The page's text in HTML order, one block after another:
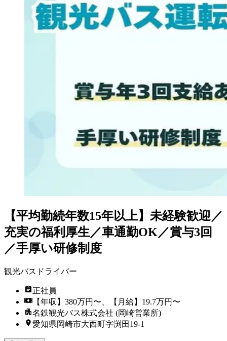
【平均勤続年数15年以上】未経験歓迎／
充実の福利厚生／車通勤OK／賞与3回
／手厚い研修制度
観光バスドライバー
正社員
【年収】380万円〜、【月給】19.7万円〜
名鉄観光バス株式会社 (岡崎営業所)
愛知県岡崎市大西町字渕田19-1